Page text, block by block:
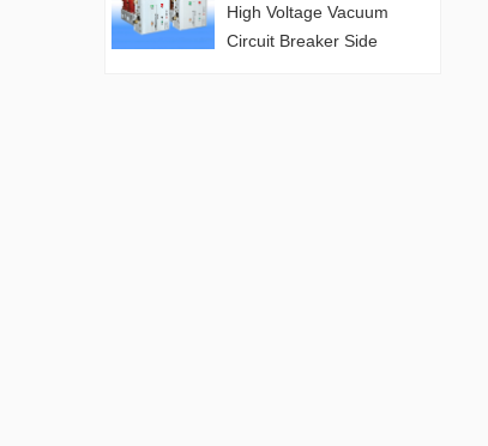
High Voltage Vacuum
Circuit Breaker Side